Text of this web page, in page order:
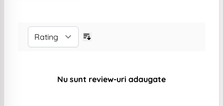
Nu sunt review-uri adaugate